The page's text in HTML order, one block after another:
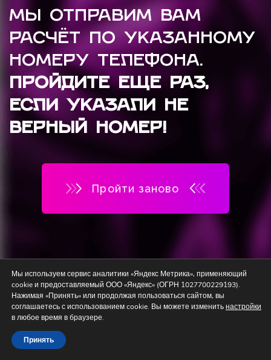
Мы отправим вам
расчёт по указанному
номеру телефона.
Пройдите еще раз,
если указали не
верный номер!
Пройти заново
Мы используем сервис аналитики «Яндекс Метрика», применяющий
cookie и предоставляемый ООО «Яндекс» (ОГРН 1027700229193).
Нажимая «Принять» или продолжая пользоваться сайтом, вы
соглашаетесь с использованием cookie. Вы можете изменитьнастройки
в любое время в браузере.
Принять